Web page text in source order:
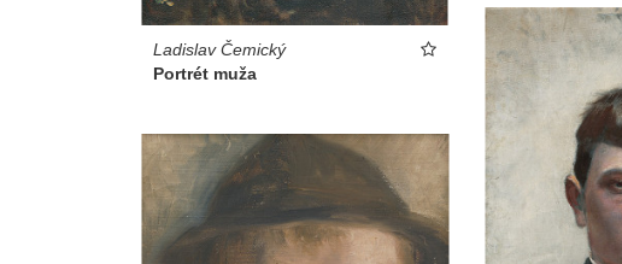
Ladislav Čemický
Portrét muža